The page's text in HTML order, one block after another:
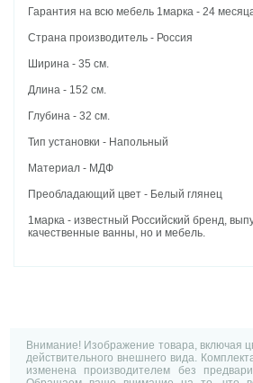
Гарантия на всю мебель 1марка - 24
Страна производитель - Россия
Ширина - 35 см.
Длина - 152 см.
Глубина - 32 см.
Тип установки - Напольный
Материал - МДФ
Преобладающий цвет - Белый глянец
1марка - известный Российский бренд,
качественные ванны, но и мебель.
Внимание! Изображение товара, включая
действительного внешнего вида.
изменена производителем без